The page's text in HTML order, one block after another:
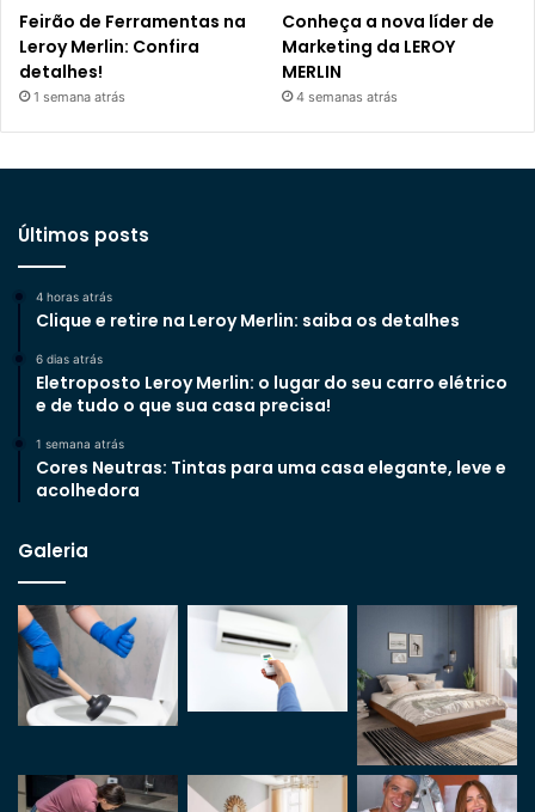
Feirão de Ferramentas na
Leroy Merlin: Confira
detalhes!
1 semana atrás
Conheça a nova líder de
Marketing da LEROY
MERLIN
4 semanas atrás
Últimos posts
4 horas atrás
Clique e retire na Leroy Merlin: saiba os detalhes
6 dias atrás
Eletroposto Leroy Merlin: o lugar do seu carro elétrico
e de tudo o que sua casa precisa!
1 semana atrás
Cores Neutras: Tintas para uma casa elegante, leve e
acolhedora
Galeria